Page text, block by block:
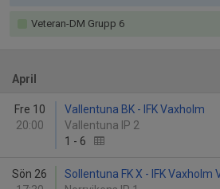
Veteran-DM Grupp 6
April
Fre 10
20:00
Vallentuna BK - IFK Vaxholm
Vallentuna IP 2
1 - 6
Sön 26
Sollentuna FK X - IFK